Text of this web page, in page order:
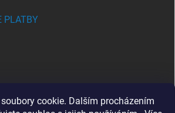
cookie. Dalším procházením
PLATBY